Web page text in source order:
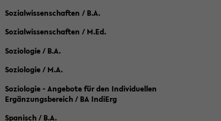
Sozialwissenschaften / B.A.
Sozialwissenschaften / M.Ed.
Soziologie / B.A.
Soziologie / M.A.
Soziologie - Angebote für den Individuellen
Ergänzungsbereich / BA IndiErg
Spanisch / B.A.